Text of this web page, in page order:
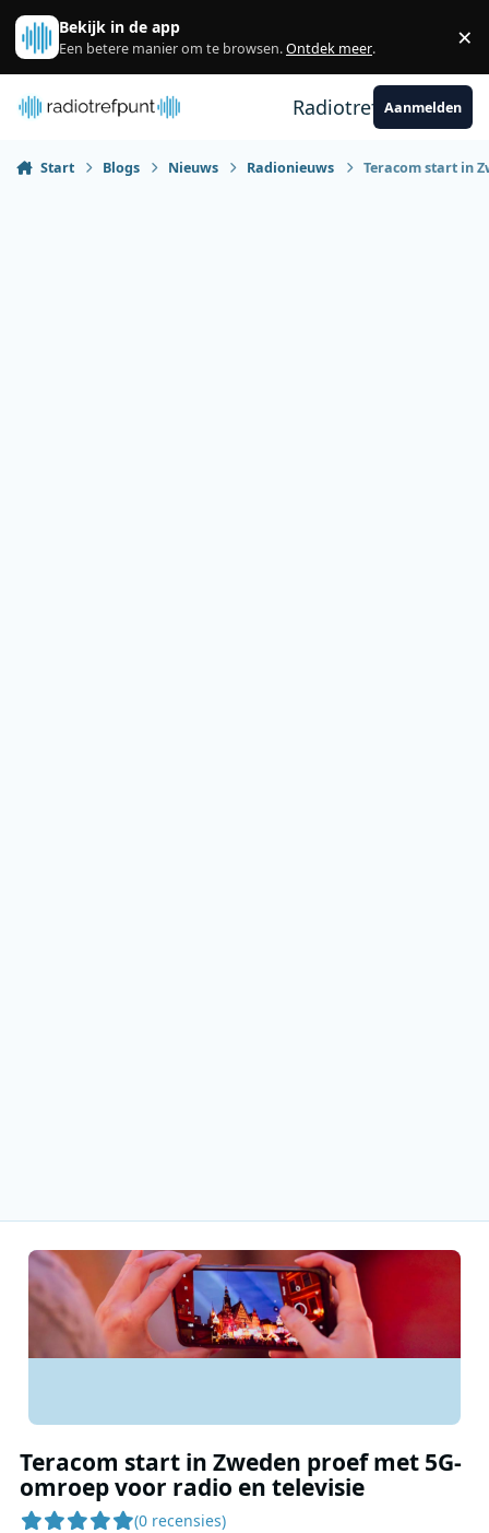
Spring naar bijdragen
Bekijk in de app
Een betere manier om te browsen.Ontdek meer. ×
RadiotrefpuntAanmelden
Start Blogs Nieuws Radionieuws Teracom start in
Teracom start in Zweden proef met 5G-
omroep voor radio en televisie
(0 recensies)